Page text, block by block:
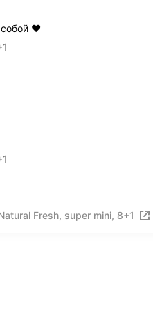
собой ❤️
Fresh, super mini, 8+1